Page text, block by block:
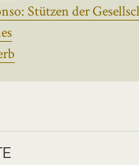
Stützen der